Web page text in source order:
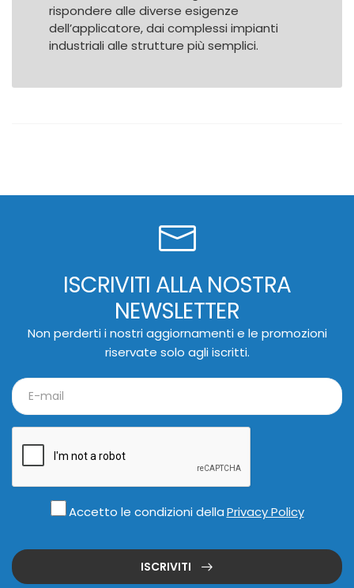
rispondere alle diverse esigenze
dell’applicatore, dai complessi impianti
industriali alle strutture più semplici.
ISCRIVITI ALLA NOSTRA
NEWSLETTER
Non perderti i nostri aggiornamenti e le promozioni
riservate solo agli iscritti.
Accetto le condizioni dellaPrivacy Policy
ISCRIVITI